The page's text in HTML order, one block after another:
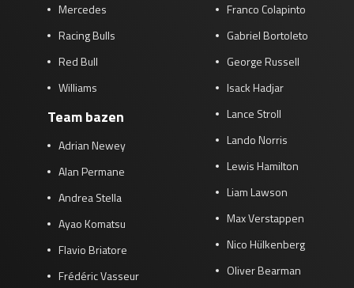
Mercedes
Racing Bulls
Red Bull
Williams
Team bazen
Adrian Newey
Alan Permane
Andrea Stella
Ayao Komatsu
Flavio Briatore
Frédéric Vasseur
Franco Colapinto
Gabriel Bortoleto
George Russell
Isack Hadjar
Lance Stroll
Lando Norris
Lewis Hamilton
Liam Lawson
Max Verstappen
Nico Hülkenberg
Oliver Bearman